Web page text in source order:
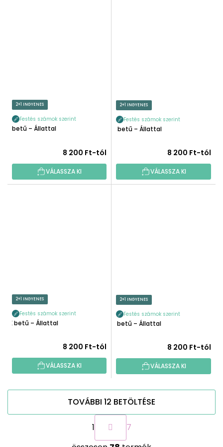
2+1 INGYENES
Festés számok szerint
I betű – Állattal
8 200 Ft-tól
VÁLASSZA KI
2+1 INGYENES
Festés számok szerint
J betű – Állattal
8 200 Ft-tól
VÁLASSZA KI
2+1 INGYENES
Festés számok szerint
K betű – Állattal
8 200 Ft-tól
VÁLASSZA KI
2+1 INGYENES
Festés számok szerint
L betű – Állattal
8 200 Ft-tól
VÁLASSZA KI
L
TOVÁBBI 12 BETÖLTÉSE
L
a
p
1
7